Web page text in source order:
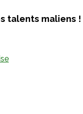
talents maliens !